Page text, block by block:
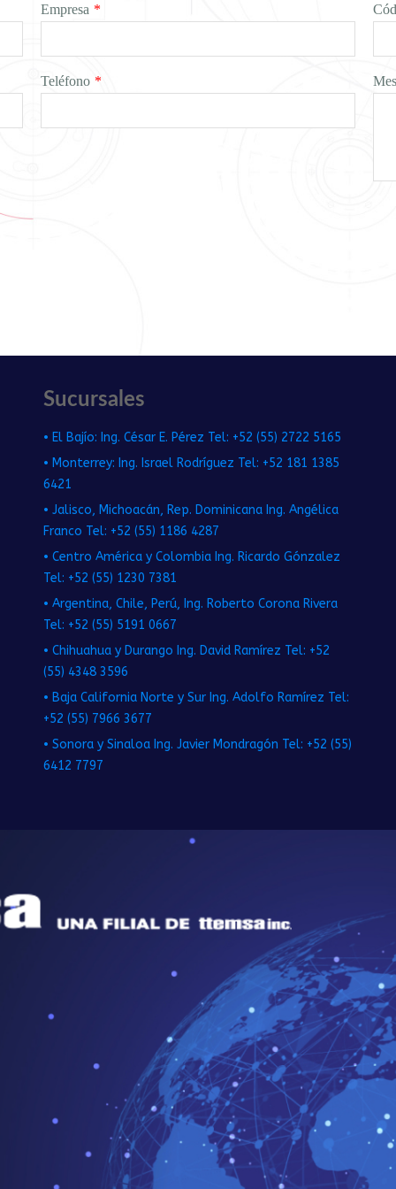
Empresa *
Teléfono *
Sucursales
• El Bajío: Ing. César E. Pérez Tel: +52 (55) 2722 5165
• Monterrey: Ing. Israel Rodríguez Tel: +52 181 1385
6421
• Jalisco, Michoacán, Rep. Dominicana Ing. Angélica
Franco Tel: +52 (55) 1186 4287
• Centro América y Colombia Ing. Ricardo Gónzalez
Tel: +52 (55) 1230 7381
• Argentina, Chile, Perú, Ing. Roberto Corona Rivera
Tel: +52 (55) 5191 0667
• Chihuahua y Durango Ing. David Ramírez Tel: +52
(55) 4348 3596
• Baja California Norte y Sur Ing. Adolfo Ramírez Tel:
+52 (55) 7966 3677
• Sonora y Sinaloa Ing. Javier Mondragón Tel: +52 (55)
6412 7797